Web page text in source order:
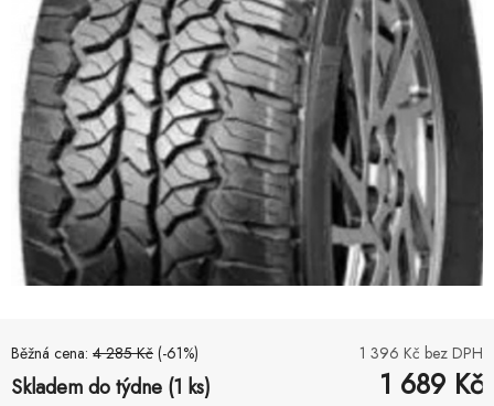
Běžná cena: 4 285 Kč (-61%) 1 396 Kč bez DPH
Skladem do týdne (1 ks) 1 689 Kč